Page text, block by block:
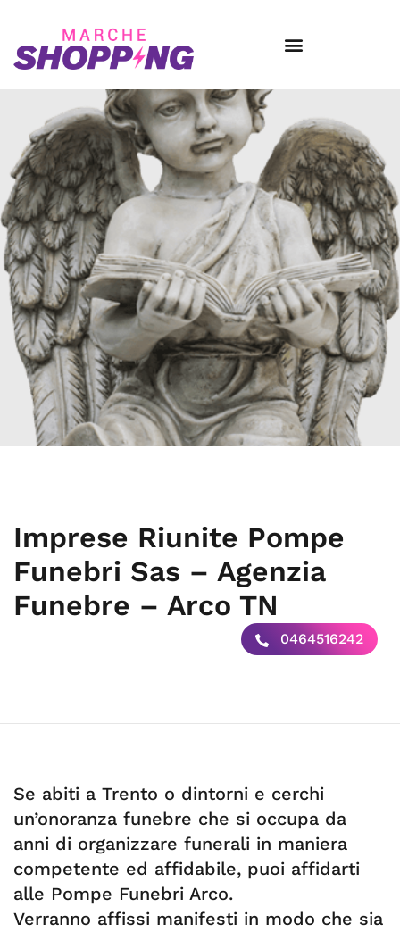
Imprese Riunite Pompe
Funebri Sas – Agenzia
Funebre – Arco TN
0464516242
Se abiti a Trento o dintorni e cerchi
un’onoranza funebre che si occupa da
anni di organizzare funerali in maniera
competente ed affidabile, puoi affidarti
alle Pompe Funebri Arco.
Verranno affissi manifesti in modo che sia